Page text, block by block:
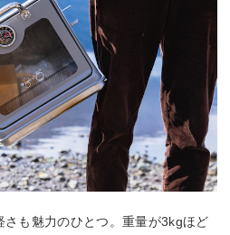
も魅力のひとつ。重量が3kgほど